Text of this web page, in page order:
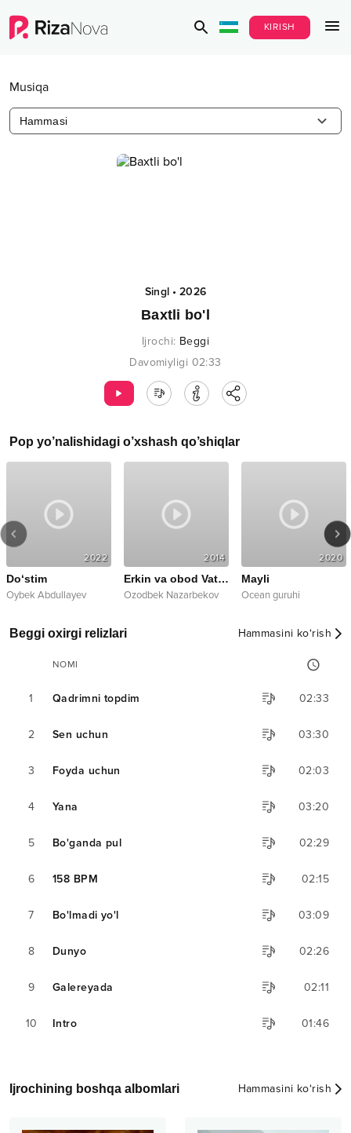
KIRISH
Musiqa
Hammasi
Singl•2026
Baxtli bo'l
Ijrochi: Beggi
Davomiyligi 02:33
Pop yo’nalishidagi o’xshash qo’shiqlar
2022
Do‘stim
Oybek Abdullayev
2014
Erkin va obod Vatan
Ozodbek Nazarbekov
2020
Mayli
Ocean guruhi
Beggi oxirgi relizlari Hammasini ko‘rish
NOMI
1 Qadrimni topdim 02:33
2 Sen uchun 03:30
3 Foyda uchun 02:03
4 Yana 03:20
5 Bo'ganda pul 02:29
6 158 BPM 02:15
7 Bo'lmadi yo'l 03:09
8 Dunyo 02:26
9 Galereyada 02:11
10 Intro 01:46
Ijrochining boshqa albomlari Hammasini ko‘rish